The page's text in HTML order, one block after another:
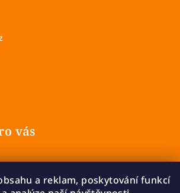
a reklam, poskytování funkcí
vás
údajů